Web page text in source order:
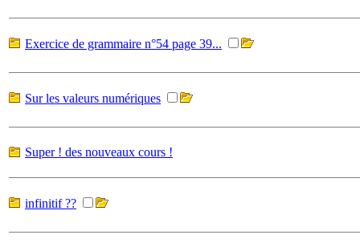
Exercice de grammaire n°54 page 39...
Sur les valeurs numériques
Super ! des nouveaux cours !
infinitif ??